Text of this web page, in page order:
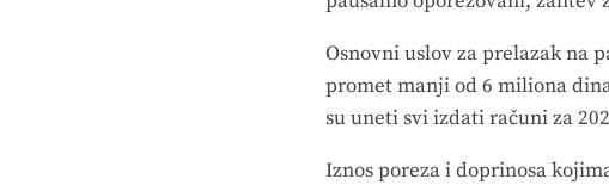
Osnovni uslov za prelazak na
promet manji od 6 miliona
su uneti svi izdati računi za
Iznos poreza i doprinosa